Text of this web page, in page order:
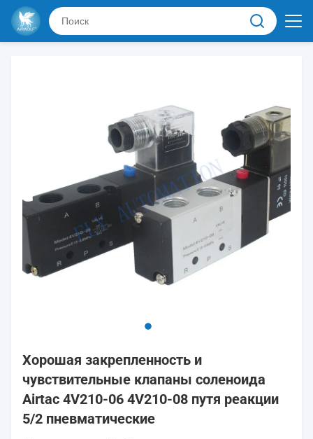
Хорошая закрепленность и
чувствительные клапаны соленоида
Airtac 4V210-06 4V210-08 путя реакции
5/2 пневматические